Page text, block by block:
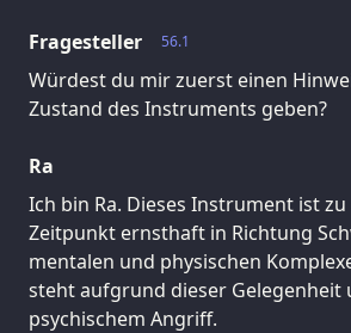
56.1
Fragesteller
Würdest du mir zuerst einen
Zustand des Instruments geben?
Ra
Ich bin Ra. Dieses Instrument ist zu
Zeitpunkt ernsthaft in Richtung
mentalen und physischen
steht aufgrund dieser Gelegenheit
psychischem Angriff.